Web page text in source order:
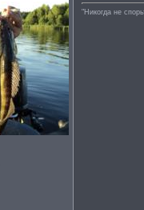
"Никогда не